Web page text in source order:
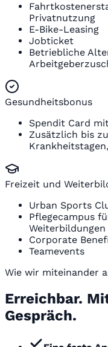
Privatnutzung
E-Bike-Leasing
Jobticket
Betriebliche
Gesundheitsbonus
Spendit Card
Zusätzlich bis
Freizeit und
Urban Sports
Pflegecampus
Weiterbildungen
Corporate
Teamevents
Wie wir miteinander
Erreichbar.
Gespräch.